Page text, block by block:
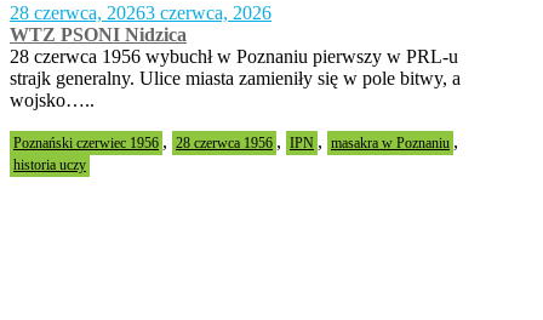
28 czerwca, 20263 czerwca, 2026
WTZ PSONI Nidzica
28 czerwca 1956 wybuchł w Poznaniu pierwszy w PRL-u
strajk generalny. Ulice miasta zamieniły się w pole bitwy, a
wojsko…..
Poznański czerwiec 1956 , 28 czerwca 1956 , IPN , masakra w Poznaniu ,
historia uczy